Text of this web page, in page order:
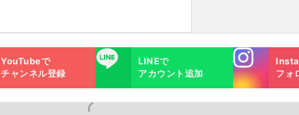
YouTubeで
チャンネル登録
LINE
LINEで
アカウント追加
Instagra
m
フォ